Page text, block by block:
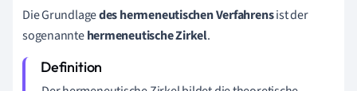
Die Grundlagedes hermeneutischen Verfahrensist der
sogenanntehermeneutische Zirkel.